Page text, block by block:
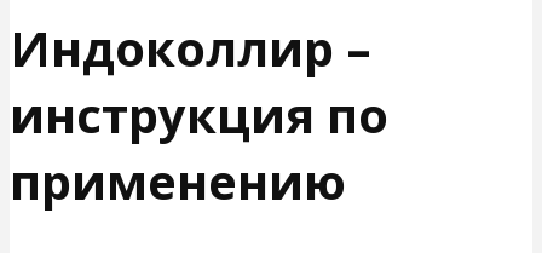
Индоколлир –
инструкция по
применению